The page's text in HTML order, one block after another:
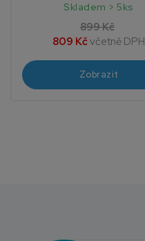
Skladem > 5ks
899 Kč
809 Kčvčetně DPH
Zobrazit